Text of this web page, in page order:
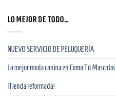
LO MEJOR DE TODO…
NUEVO SERVICIO DE PELUQUERÍA
La mejor moda canina en Como Tú Mascotas
¡Tienda reformada!